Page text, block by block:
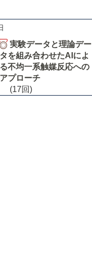
実験データと理論デー
タを組み合わせたAIによ
る不均一系触媒反応への
アプローチ
(17回)